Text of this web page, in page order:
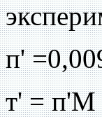
п'
т' = п'М